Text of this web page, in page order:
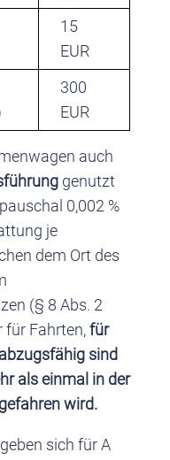
15
EUR
300
EUR
auch
genutzt
0,002 %
je
dem Ort des
(§ 8 Abs. 2
für Fahrten,für
sind
als einmal in der
wird.
sich für A